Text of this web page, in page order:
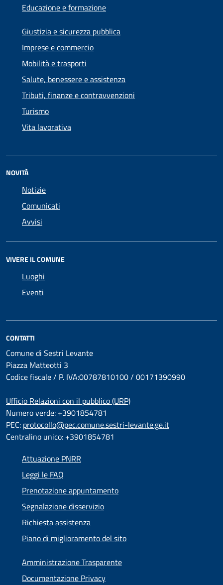
Educazione e formazione
Giustizia e sicurezza pubblica
Imprese e commercio
Mobilità e trasporti
Salute, benessere e assistenza
Tributi, finanze e contravvenzioni
Turismo
Vita lavorativa
NOVITÀ
Notizie
Comunicati
Avvisi
VIVERE IL COMUNE
Luoghi
Eventi
CONTATTI
Comune di Sestri Levante
Piazza Matteotti 3
Codice fiscale / P. IVA:00787810100 / 00171390990
Ufficio Relazioni con il pubblico (URP)
Numero verde: +3901854781
PEC: protocollo@pec.comune.sestri-levante.ge.it
Centralino unico: +3901854781
Attuazione PNRR
Leggi le FAQ
Prenotazione appuntamento
Segnalazione disservizio
Richiesta assistenza
Piano di miglioramento del sito
Amministrazione Trasparente
Documentazione Privacy